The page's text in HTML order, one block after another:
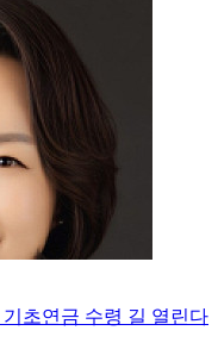
초연금 수령 길 열린다